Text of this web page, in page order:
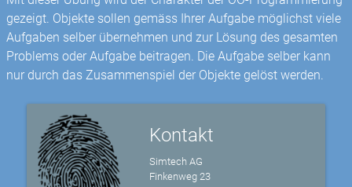
gezeigt. Objekte sollen gemäss Ihrer Aufgabe möglichst viele
Aufgaben selber übernehmen und zur Lösung des gesamten
Problems oder Aufgabe beitragen. Die Aufgabe selber kann
nur durch das Zusammenspiel der Objekte gelöst werden.
Kontakt
Simtech AG
Finkenweg 23